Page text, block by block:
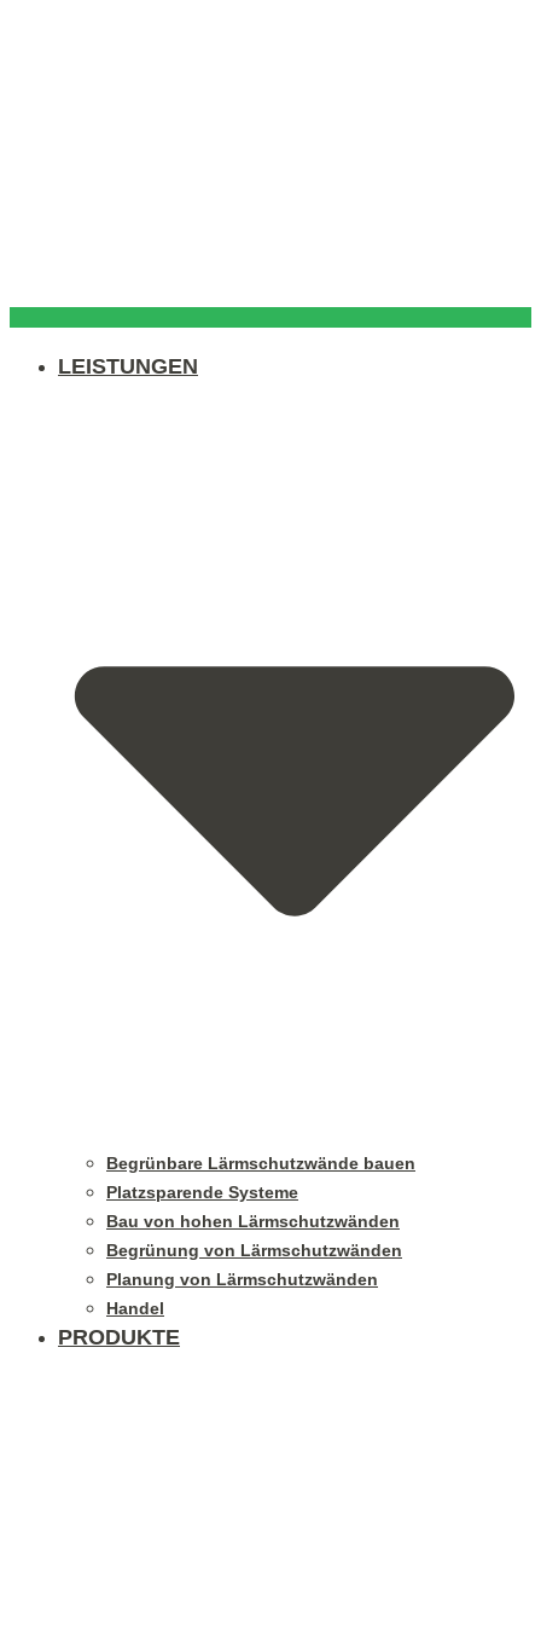
LEISTUNGEN
Begrünbare Lärmschutzwände bauen
Platzsparende Systeme
Bau von hohen Lärmschutzwänden
Begrünung von Lärmschutzwänden
Planung von Lärmschutzwänden
Handel
PRODUKTE